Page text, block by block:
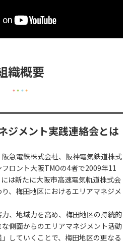
織概要
ジメント実践連絡会とは
急電鉄株式会社、阪神電気鉄道株式
ロント大阪TMOの4者で2009年11
は新たに大阪市高速電気軌道株式会
、梅田地区におけるエリアマネジメ
、地域力を高め、梅田地区の持続的
側面からのエリアマネジメント活動
していくことで、梅田地区の更なる